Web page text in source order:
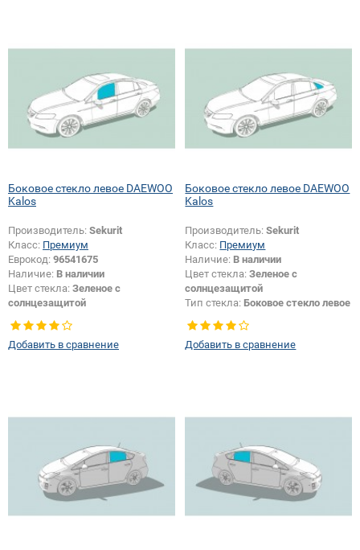
Боковое стекло левое DAEWOO
Kalos
Производитель: Sekurit
Класс: Премиум
Еврокод: 96541675
Наличие: В наличии
Цвет стекла: Зеленое с
солнцезащитой
Тип стекла: Боковое стекло левое
Добавить в сравнение
Боковое стекло левое DAEWOO
Kalos
Производитель:Sekurit
Класс: Премиум
Наличие: В наличии
Цвет стекла:Зеленое с
солнцезащитой
Тип стекла: Боковое стекло левое
Добавить в сравнение